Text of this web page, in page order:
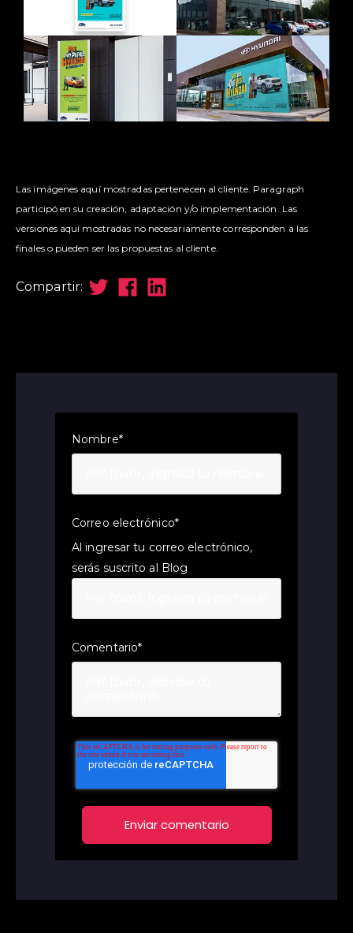
Las imágenes aquí mostradas pertenecen al cliente. Paragraph
participó en su creación, adaptación y/o implementación. Las
versiones aquí mostradas no necesariamente corresponden a las
finales o pueden ser las propuestas al cliente.
Compartir:
Nombre*
Correo electrónico*
Al ingresar tu correo electrónico,
serás suscrito al Blog
Comentario*